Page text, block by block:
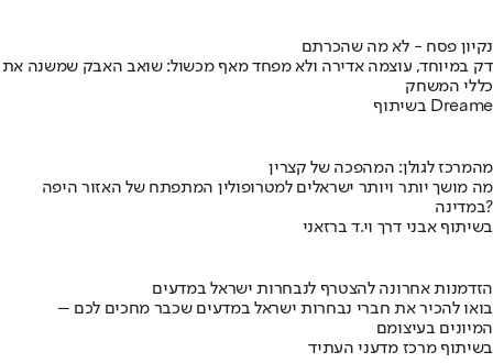
נקיון פסח - לא מה שהכרתם
דק במיוחד, עוצמה אדירה ולא מפחד מאף מכשול: שואב האבק שמשנה את
כללי המשחק
בשיתוף Dreame
מהמרכז לגולן: המהפכה של קצרין
מה מושך יותר ויותר ישראלים למטרופולין המתפתח של האזור היפה
במדינה?
בשיתוף אבני דרך וי.ד ברזאני
הזדמנות אחרונה להצטרף לנבחרות ישראל במדעים
בואו להכיר את חברי נבחרות ישראל במדעים שכבר מחכים לכם –
המיונים בעיצומם
בשיתוף מרכז מדעני העתיד